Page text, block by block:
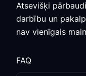
Atsevišķi
darbību un
nav vienīgais
FAQ